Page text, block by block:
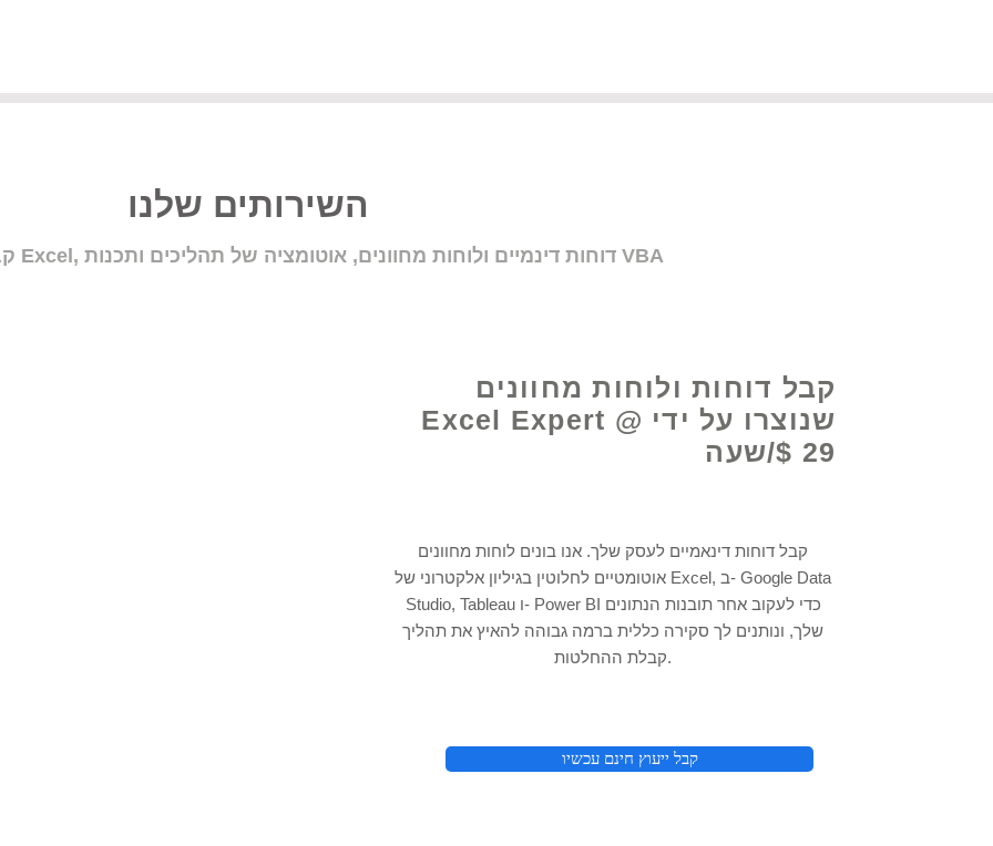
השירותים שלנו
קבל עזרה בנוסחאות Excel, דוחות דינמיים ולוחות מחוונים, אוטומציה של תהליכים ותכנות VBA
קבל דוחות ולוחות מחוונים
שנוצרו על ידי Excel Expert @
$ 29/שעה
קבל דוחות דינאמיים לעסק שלך. אנו בונים לוחות מחוונים
אוטומטיים לחלוטין בגיליון אלקטרוני של Excel, ב- Google Data
Studio, Tableau ו- Power BI כדי לעקוב אחר תובנות הנתונים
שלך, ונותנים לך סקירה כללית ברמה גבוהה להאיץ את תהליך
קבלת ההחלטות.
קבל ייעוץ חינם עכשיו